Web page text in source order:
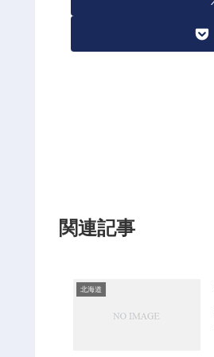
関連記事
北海道